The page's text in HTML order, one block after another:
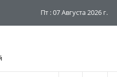
Пт : 07 Августа 2026 г.